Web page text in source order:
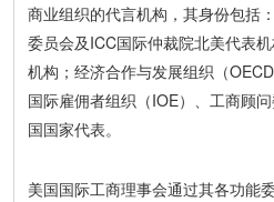
商业组织的代言机构，其身份包括
委员会及ICC国际仲裁院北美代表
机构；经济合作与发展组织（
国际雇佣者组织（IOE）、工商顾
国国家代表。
美国国际工商理事会通过其各功能